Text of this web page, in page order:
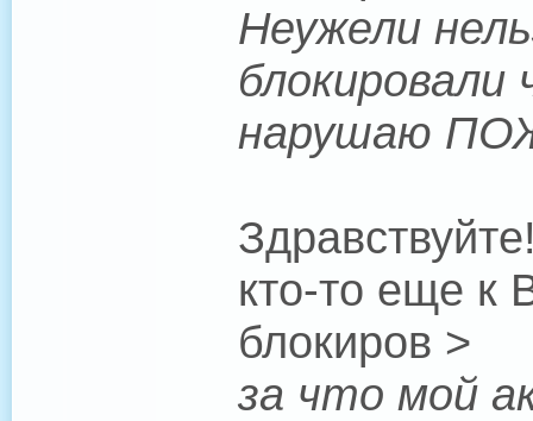
Неужели
блокировали
нарушаю
кто-то еще к
блокиров >
за что мой